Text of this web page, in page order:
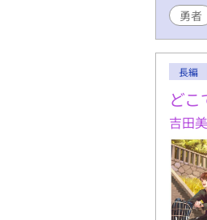
勇者
長編
どこ
吉田